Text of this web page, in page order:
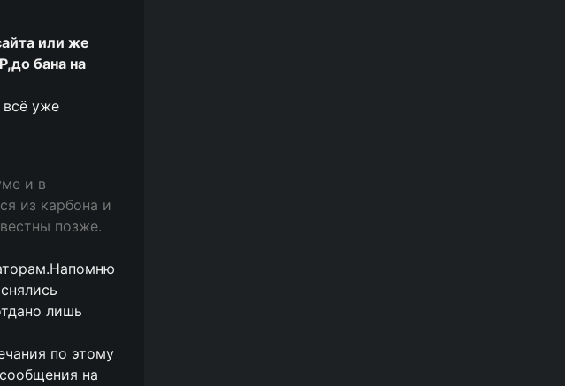
или же
бана на
всё уже
и в
из карбона и
позже.
лишь
по этому
на